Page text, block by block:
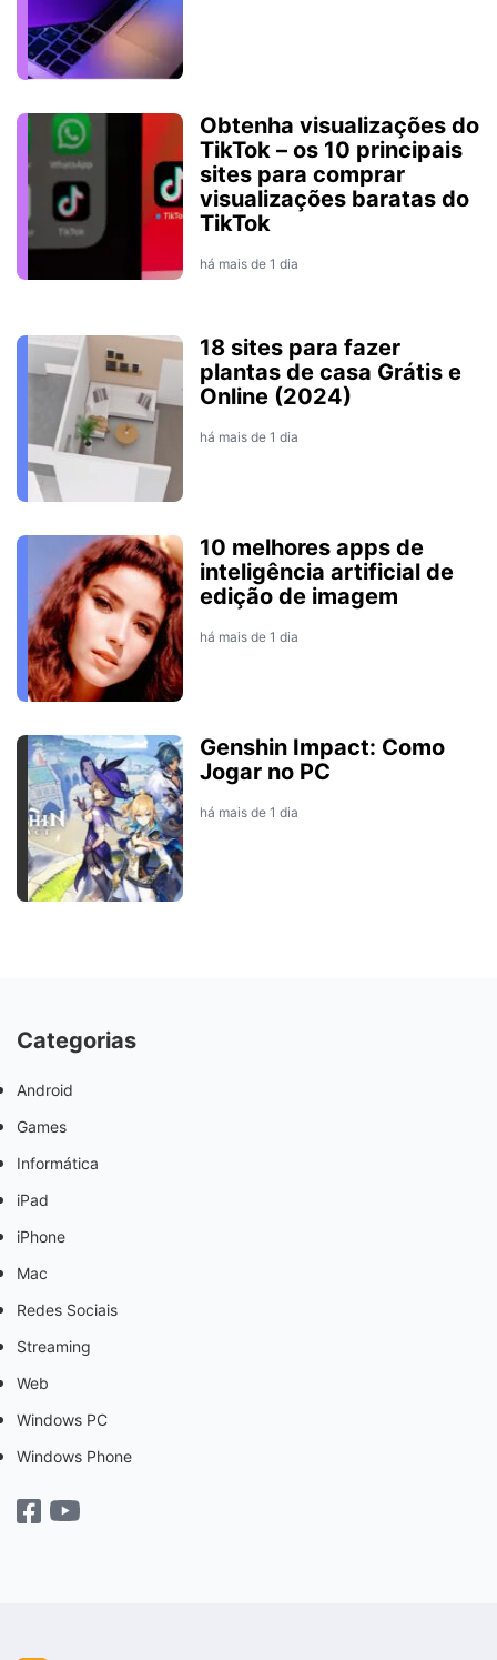
Obtenha visualizações do
TikTok – os 10 principais
sites para comprar
visualizações baratas do
TikTok
há mais de 1 dia
18 sites para fazer
plantas de casa Grátis e
Online (2024)
há mais de 1 dia
10 melhores apps de
inteligência artificial de
edição de imagem
há mais de 1 dia
Genshin Impact: Como
Jogar no PC
há mais de 1 dia
Categorias
Android
Games
Informática
iPad
iPhone
Mac
Redes Sociais
Streaming
Web
Windows PC
Windows Phone